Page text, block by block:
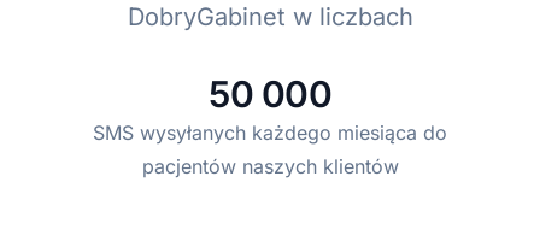
DobryGabinet w liczbach
SMS wysyłanych każdego miesiąca do
pacjentów naszych klientów
50 000